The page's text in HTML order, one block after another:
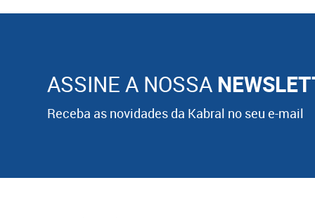
ASSINE A NOSSA
Receba as novidades da Kabral no seu e-mail